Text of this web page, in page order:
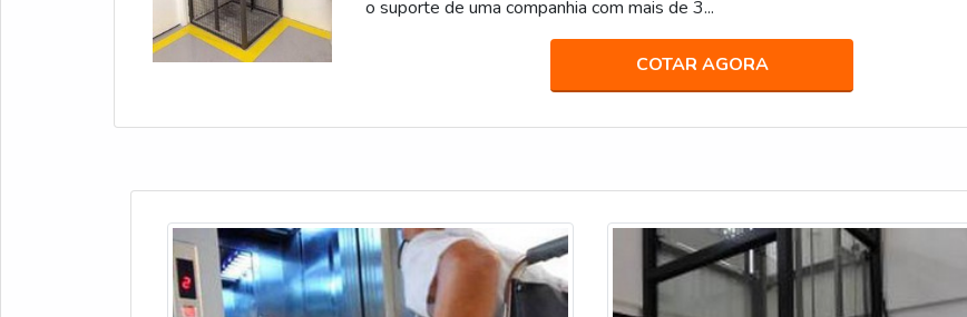
o suporte de uma companhia com mais de 3...
COTAR AGORA